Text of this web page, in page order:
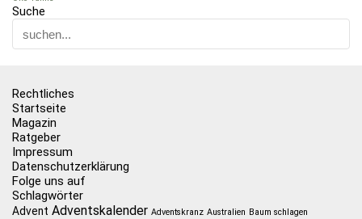
Suche
Rechtliches
Startseite
Magazin
Ratgeber
Impressum
Datenschutzerklärung
Folge uns auf
Schlagwörter
Advent Adventskalender Adventskranz Australien Baum schlagen